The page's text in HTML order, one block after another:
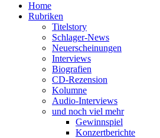
Home
Rubriken
Titelstory
Schlager-News
Neuerscheinungen
Interviews
Biografien
CD-Rezension
Kolumne
Audio-Interviews
und noch viel mehr
Gewinnspiel
Konzertberichte